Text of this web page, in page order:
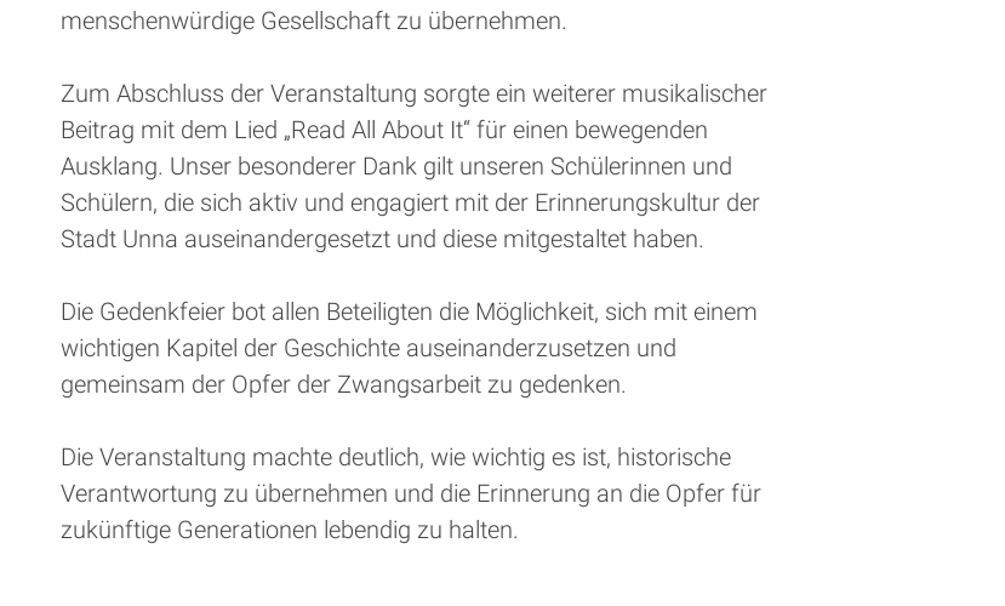
menschenwürdige Gesellschaft zu übernehmen.
Zum Abschluss der Veranstaltung sorgte ein weiterer musikalischer
Beitrag mit dem Lied „Read All About It“ für einen bewegenden
Ausklang. Unser besonderer Dank gilt unseren Schülerinnen und
Schülern, die sich aktiv und engagiert mit der Erinnerungskultur der
Stadt Unna auseinandergesetzt und diese mitgestaltet haben.
Die Gedenkfeier bot allen Beteiligten die Möglichkeit, sich mit einem
wichtigen Kapitel der Geschichte auseinanderzusetzen und
gemeinsam der Opfer der Zwangsarbeit zu gedenken.
Die Veranstaltung machte deutlich, wie wichtig es ist, historische
Verantwortung zu übernehmen und die Erinnerung an die Opfer für
zukünftige Generationen lebendig zu halten.